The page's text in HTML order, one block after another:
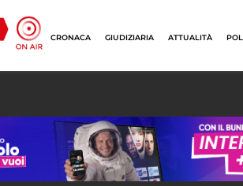
CRONACA GIUDIZIARIA ATTUALITÀ